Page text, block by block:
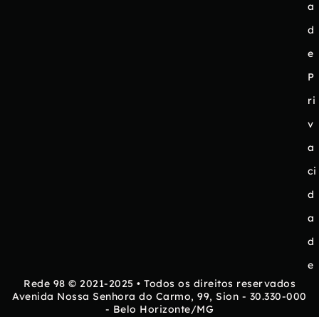
a
d
e
P
ri
v
a
ci
d
a
d
e
Rede 98 © 2021-2025 • Todos os direitos reservados
Avenida Nossa Senhora do Carmo, 99, Sion - 30.330-000
- Belo Horizonte/MG